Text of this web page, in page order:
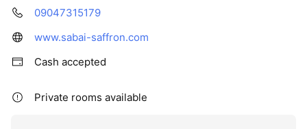
09047315179
www.sabai-saffron.com
Cash accepted
Private rooms available